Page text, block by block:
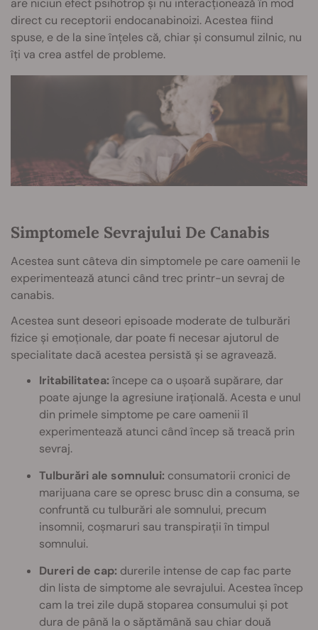
are niciun efect psihotrop și nu interacționează în mod
direct cu receptorii endocanabinoizi. Acestea fiind
spuse, e de la sine înțeles că, chiar și consumul zilnic, nu
îți va crea astfel de probleme.
Simptomele Sevrajului De Canabis
Acestea sunt câteva din simptomele pe care oamenii le
experimentează atunci când trec printr-un sevraj de
canabis.
Acestea sunt deseori episoade moderate de tulburări
fizice și emoționale, dar poate fi necesar ajutorul de
specialitate dacă acestea persistă și se agravează.
Iritabilitatea:începe ca o ușoară supărare, dar
poate ajunge la agresiune irațională. Acesta e unul
din primele simptome pe care oamenii îl
experimentează atunci când încep să treacă prin
sevraj.
Tulburări ale somnului: consumatorii cronici de
marijuana care se opresc brusc din a consuma, se
confruntă cu tulburări ale somnului, precum
insomnii, coșmaruri sau transpirații în timpul
somnului.
Dureri de cap: durerile intense de cap fac parte
din lista de simptome ale sevrajului. Acestea încep
cam la trei zile după stoparea consumului și pot
dura de până la o săptămână sau chiar două